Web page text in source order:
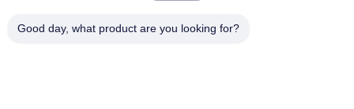
Good day, what product are you looking for?